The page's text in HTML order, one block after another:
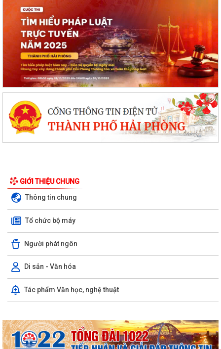
GIỚI THIỆU CHUNG
Thông tin chung
Tổ chức bộ máy
Người phát ngôn
Di sản - Văn hóa
Tác phẩm Văn học, nghệ thuật